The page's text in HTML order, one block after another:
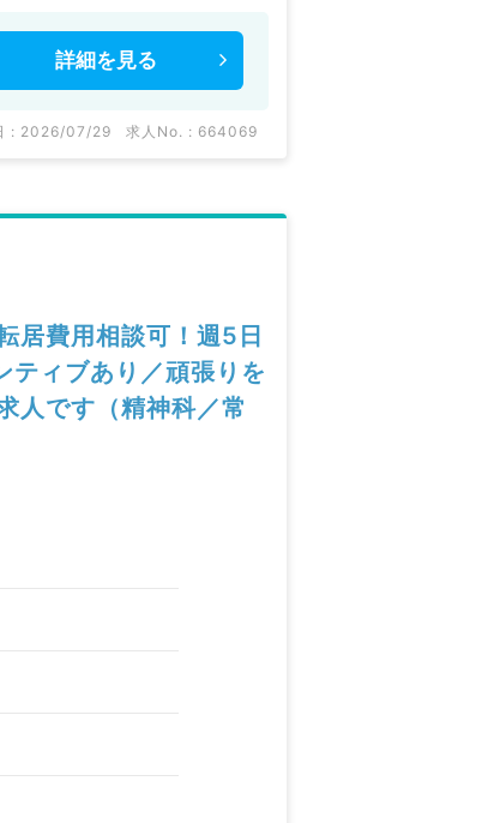
詳細を 見る
: 2026/07/29 求人No. : 664069
居費用相談可！週5日
ィブあり／頑張りを
人です（精神科／常